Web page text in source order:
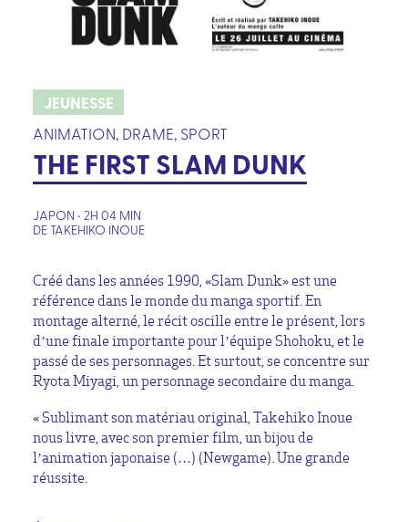
JEUNESSE
ANIMATION, DRAME, SPORT
THE FIRST SLAM DUNK
JAPON • 2H 04 MIN
DE TAKEHIKO INOUE
Créé dans les années 1990, «Slam Dunk» est une
référence dans le monde du manga sportif. En
montage alterné, le récit oscille entre le présent, lors
d’une finale importante pour l’équipe Shohoku, et le
passé de ses personnages. Et surtout, se concentre sur
Ryota Miyagi, un personnage secondaire du manga.
« Sublimant son matériau original, Takehiko Inoue
nous livre, avec son premier film, un bijou de
l’animation japonaise (…) (Newgame). Une grande
réussite.